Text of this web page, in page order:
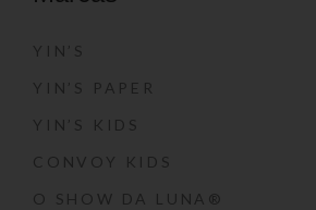
YIN’S
YIN’S PAPER
YIN’S KIDS
CONVOY KIDS
O SHOW DA LUNA®